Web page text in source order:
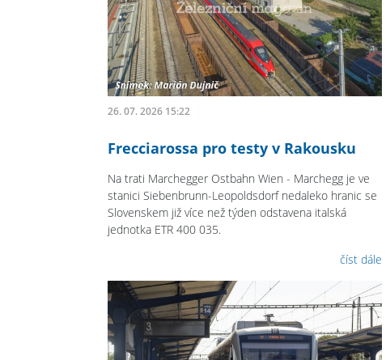
26. 07. 2026 15:22
Frecciarossa pro testy v Rakousku
Na trati Marchegger Ostbahn Wien - Marchegg je ve
stanici Siebenbrunn-Leopoldsdorf nedaleko hranic se
Slovenskem již více než týden odstavena italská
jednotka ETR 400 035.
číst dále